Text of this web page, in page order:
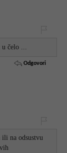
u čelo ...
Odgovori
na odsustvu